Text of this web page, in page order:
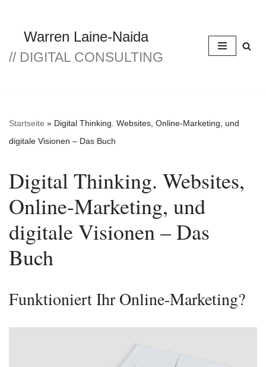
Zum
Inhalt
Warren Laine-Naida
// DIGITAL CONSULTING
Startseite » Digital Thinking. Websites, Online-Marketing, und
digitale Visionen – Das Buch
Digital Thinking. Websites,
Online-Marketing, und
digitale Visionen – Das
Buch
Funktioniert Ihr Online-Marketing?